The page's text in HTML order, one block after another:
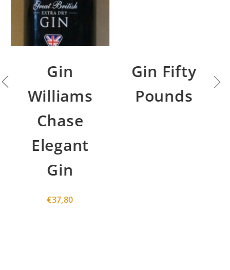
Gin
Williams
Chase
Elegant
Gin
€37,80
Gin Fifty
Pounds